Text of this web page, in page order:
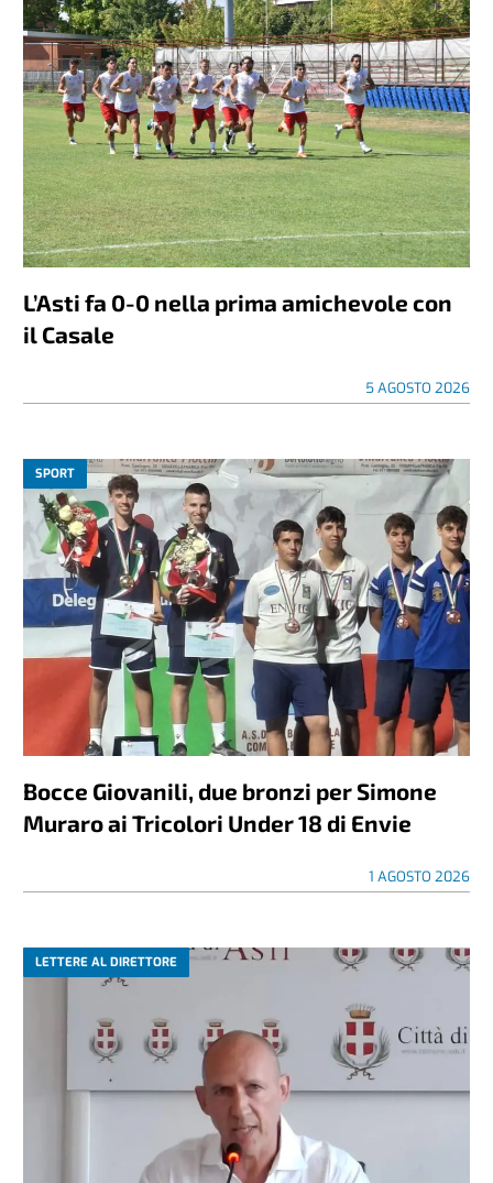
L’Asti fa 0-0 nella prima amichevole con
il Casale
5 AGOSTO 2026
SPORT
Bocce Giovanili, due bronzi per Simone
Muraro ai Tricolori Under 18 di Envie
1 AGOSTO 2026
LETTERE AL DIRETTORE